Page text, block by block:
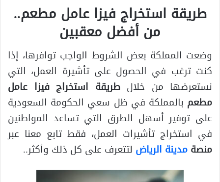
طريقة استخراج فيزا عامل مطعم..
من أفضل معقبين
وضعت المملكة بعض الشروط الواجب توافرها، إذا
كنت ترغب في الحصول على تأشيرة العمل، التي
نستعرضها من خلالطريقة استخراج فيزا عامل
مطعم بالمملكة في ظل سعي الحكومة السعودية
على توفير أسهل الطرق التي تساعد المواطنين
في استخراج تأشيرات العمل، فقط تابع معنا عبر
منصةمدينة الرياض لتتعرف على كل ذلك وأكثر..